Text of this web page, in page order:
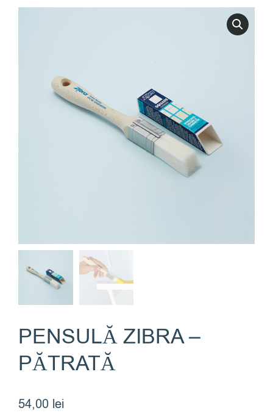
PENSULĂ ZIBRA –
PĂTRATĂ
54,00 lei